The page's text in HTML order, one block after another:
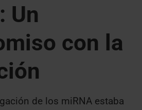
Un
con la
de los miRNA estaba